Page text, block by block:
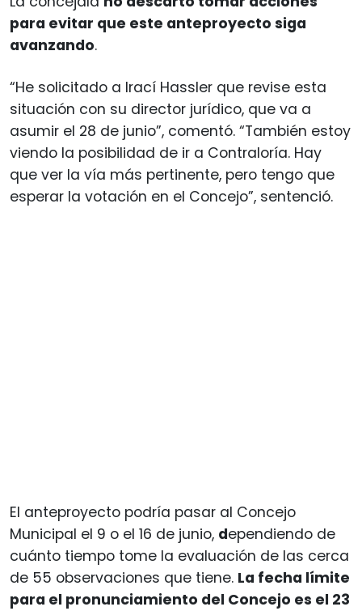
para evitar que este anteproyecto siga
avanzando.
“He solicitado a Irací Hassler que revise esta
situación con su director jurídico, que va a
asumir el 28 de junio”, comentó. “También estoy
viendo la posibilidad de ir a Contraloría. Hay
que ver la vía más pertinente, pero tengo que
esperar la votación en el Concejo”, sentenció.
El anteproyecto podría pasar al Concejo
Municipal el 9 o el 16 de junio, dependiendo de
cuánto tiempo tome la evaluación de las cerca
de 55 observaciones que tiene. La fecha límite
para el pronunciamiento del Concejo es el 23